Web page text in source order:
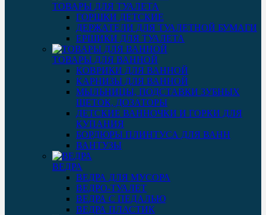
ТОВАРЫ ДЛЯ ТУАЛЕТА
ГОРШКИ ДЕТСКИЕ
ДЕРЖАТЕЛИ ДЛЯ ТУАЛЕТНОЙ БУМАГИ
ЕРШИКИ ДЛЯ ТУАЛЕТА
ТОВАРЫ ДЛЯ ВАННОЙ
КОВРИКИ ДЛЯ ВАННОЙ
КАРНИЗЫ ДЛЯ ВАННОЙ
МЫЛЬНИЦЫ, ПОДСТАВКИ ЗУБНЫХ
ЩЕТОК, ДОЗАТОРЫ
ДЕТСКИЕ ВАННОЧКИ И ГОРКИ ДЛЯ
КУПАНИЯ
БОРДЮРЫ ПЛИНТУСА ДЛЯ ВАНН
ВАНТУЗЫ
ВЕДРА
ВЕДРА ДЛЯ МУСОРА
ВЕДРО-ТУАЛЕТ
ВЕДРА С ПЕДАЛЬЮ
ВЕДРА ПЛАСТИК